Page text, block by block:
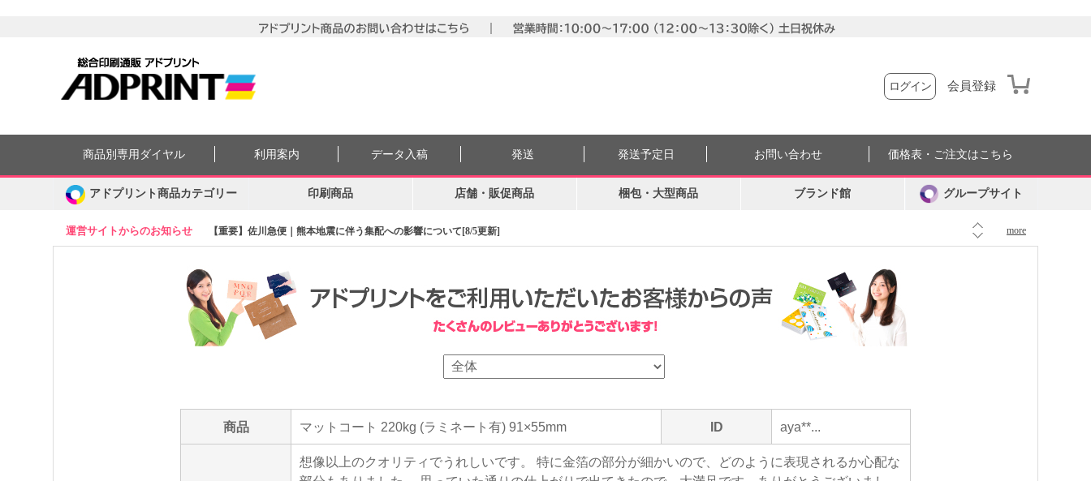
ログイン 会員登録
運営サイトからのお知らせ 【重要】佐川急便｜熊本地震に伴う集配への影響について[8/5更新] more
商品別専用ダイヤル 利用案内 データ入稿 発送 発送予定日 お問い合わせ 価格表・ご注文はこちら
アドプリント商品カテゴリー 印刷商品 店舗・販促商品 梱包・大型商品 ブランド館 グループサイト
商品 マットコート 220kg (ラミネート有) 91×55mm ID aya**...
想像以上のクオリティでうれしいです。 特に金箔の部分が細かいので、どのように表現されるか心配な